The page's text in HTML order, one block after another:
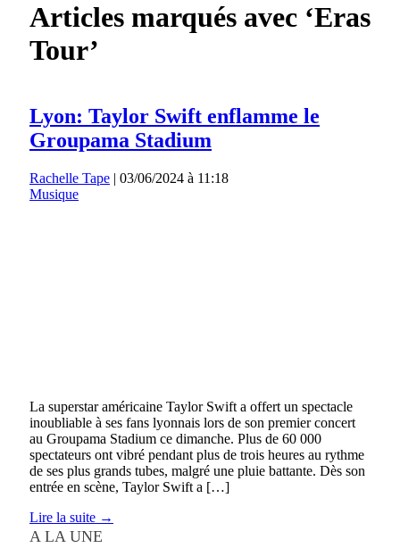
Articles marqués avec ‘Eras
Tour’
Lyon: Taylor Swift enflamme le
Groupama Stadium
Rachelle Tape | 03/06/2024 à 11:18
Musique
La superstar américaine Taylor Swift a offert un spectacle
inoubliable à ses fans lyonnais lors de son premier concert
au Groupama Stadium ce dimanche. Plus de 60 000
spectateurs ont vibré pendant plus de trois heures au rythme
de ses plus grands tubes, malgré une pluie battante. Dès son
entrée en scène, Taylor Swift a […]
Lire la suite →
A LA UNE